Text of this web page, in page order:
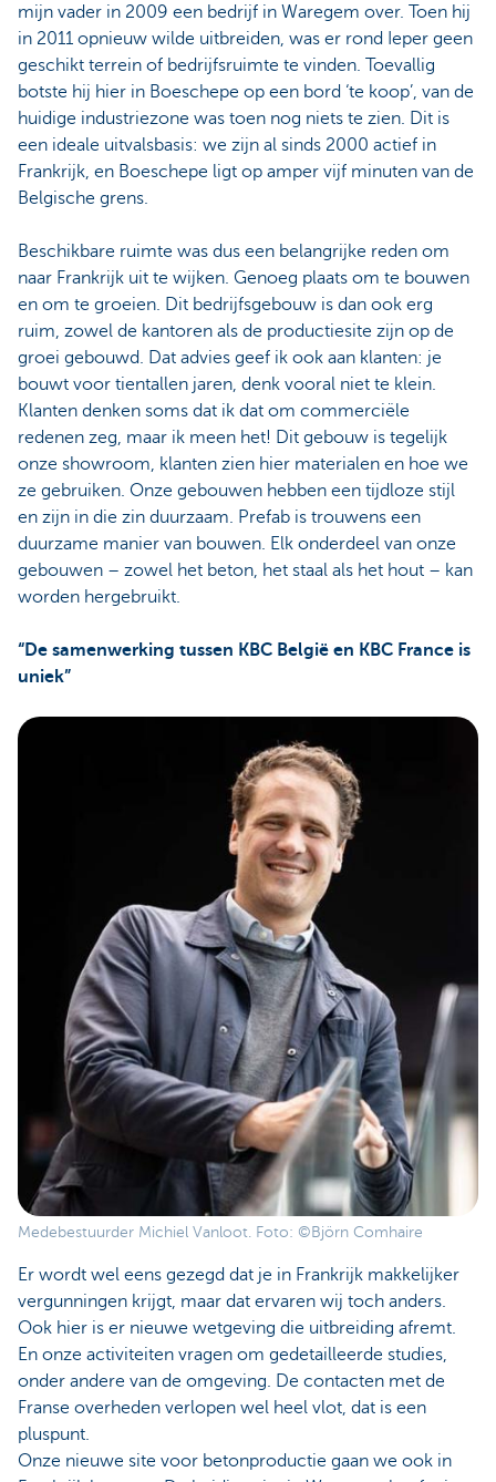
mijn vader in 2009 een bedrijf in Waregem over. Toen hij
in 2011 opnieuw wilde uitbreiden, was er rond Ieper geen
geschikt terrein of bedrijfsruimte te vinden. Toevallig
botste hij hier in Boeschepe op een bord ‘te koop’, van de
huidige industriezone was toen nog niets te zien. Dit is
een ideale uitvalsbasis: we zijn al sinds 2000 actief in
Frankrijk, en Boeschepe ligt op amper vijf minuten van de
Belgische grens.
Beschikbare ruimte was dus een belangrijke reden om
naar Frankrijk uit te wijken. Genoeg plaats om te bouwen
en om te groeien. Dit bedrijfsgebouw is dan ook erg
ruim, zowel de kantoren als de productiesite zijn op de
groei gebouwd. Dat advies geef ik ook aan klanten: je
bouwt voor tientallen jaren, denk vooral niet te klein.
Klanten denken soms dat ik dat om commerciële
redenen zeg, maar ik meen het! Dit gebouw is tegelijk
onze showroom, klanten zien hier materialen en hoe we
ze gebruiken. Onze gebouwen hebben een tijdloze stijl
en zijn in die zin duurzaam. Prefab is trouwens een
duurzame manier van bouwen. Elk onderdeel van onze
gebouwen – zowel het beton, het staal als het hout – kan
worden hergebruikt.
“De samenwerking tussen KBC België en KBC France is
uniek”
Medebestuurder Michiel Vanloot. Foto: ©Björn Comhaire
Er wordt wel eens gezegd dat je in Frankrijk makkelijker
vergunningen krijgt, maar dat ervaren wij toch anders.
Ook hier is er nieuwe wetgeving die uitbreiding afremt.
En onze activiteiten vragen om gedetailleerde studies,
onder andere van de omgeving. De contacten met de
Franse overheden verlopen wel heel vlot, dat is een
pluspunt.
Onze nieuwe site voor betonproductie gaan we ook in